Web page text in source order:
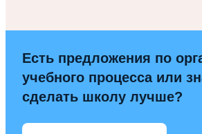
Есть предложения по
учебного процесса или
сделать школу лучше?